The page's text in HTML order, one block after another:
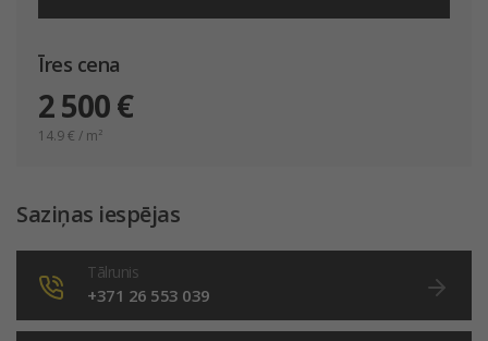
Īres cena
2 500 €
14.9€ / m²
Saziņas iespējas
Tālrunis
+371 26 553 039